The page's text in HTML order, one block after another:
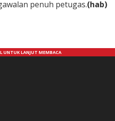
penuh petugas.(hab)